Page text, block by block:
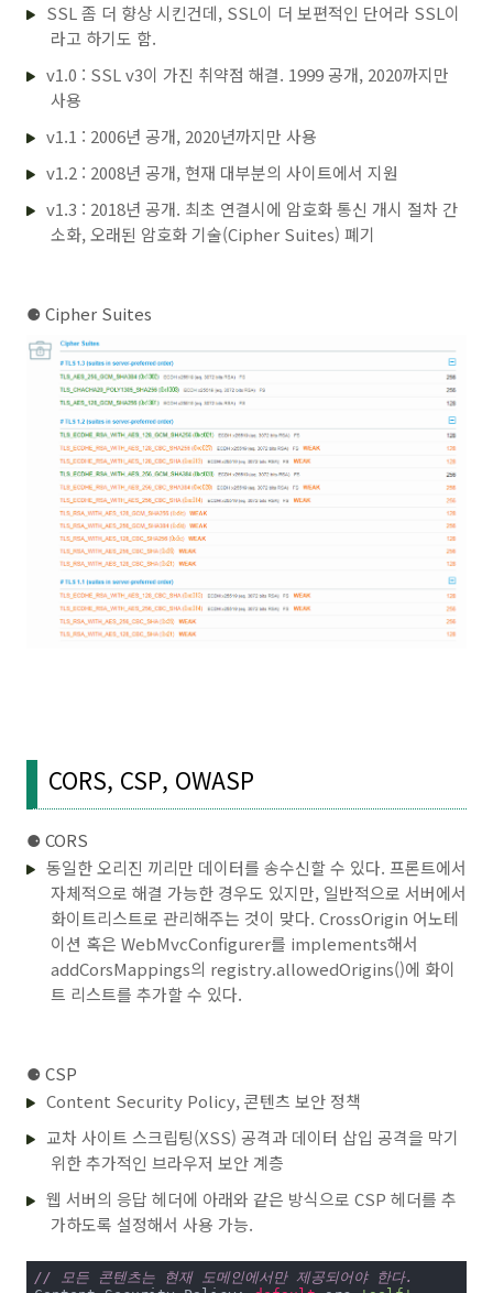
SSL 좀 더 향상 시킨건데, SSL이 더 보편적인 단어라 SSL이
라고 하기도 함.
v1.0 : SSL v3이 가진 취약점 해결. 1999 공개, 2020까지만
사용
v1.1 : 2006년 공개, 2020년까지만 사용
v1.2 : 2008년 공개, 현재 대부분의 사이트에서 지원
v1.3 : 2018년 공개. 최초 연결시에 암호화 통신 개시 절차 간
소화, 오래된 암호화 기술(Cipher Suites) 폐기
⚈Cipher Suites
CORS, CSP, OWASP
⚈CORS
동일한 오리진 끼리만 데이터를 송수신할 수 있다. 프론트에서
자체적으로 해결 가능한 경우도 있지만, 일반적으로 서버에서
화이트리스트로 관리해주는 것이 맞다. CrossOrigin 어노테
이션 혹은 WebMvcConfigurer를 implements해서
addCorsMappings의 registry.allowedOrigins()에 화이
트 리스트를 추가할 수 있다.
⚈CSP
Content Security Policy, 콘텐츠 보안 정책
교차 사이트 스크립팅(XSS) 공격과 데이터 삽입 공격을 막기
위한 추가적인 브라우저 보안 계층
웹 서버의 응답 헤더에 아래와 같은 방식으로 CSP 헤더를 추
가하도록 설정해서 사용 가능.
// 모든 콘텐츠는 현재 도메인에서만 제공되어야 한다.